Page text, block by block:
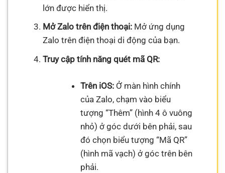
lớn được hiển thị.
Mở Zalo trên điện thoại:Mở ứng dụng
Zalo trên điện thoại di động của bạn.
Truy cập tính năng quét mã QR:
Trên iOS:Ở màn hình chính
của Zalo, chạm vào biểu
tượng “Thêm” (hình 4 ô vuông
nhỏ) ở góc dưới bên phải, sau
đó chọn biểu tượng “Mã QR”
(hình mã vạch) ở góc trên bên
phải.